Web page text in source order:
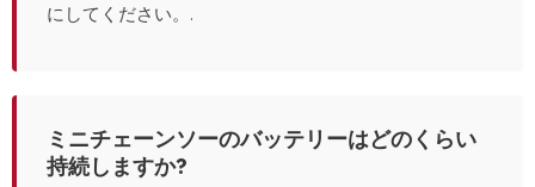
にしてください。.
ミニチェーンソーのバッテリーはどのくらい
持続しますか?